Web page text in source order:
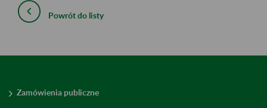
Powrót do listy
Zamówienia publiczne